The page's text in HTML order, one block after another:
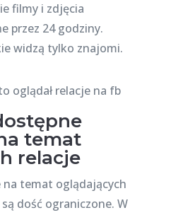
filmy i zdjęcia
przez 24 godziny.
widzą tylko znajomi.
temat
relacje
temat oglądających
dość ograniczone. W